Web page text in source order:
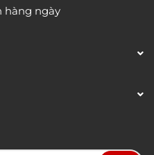
hàng ngày